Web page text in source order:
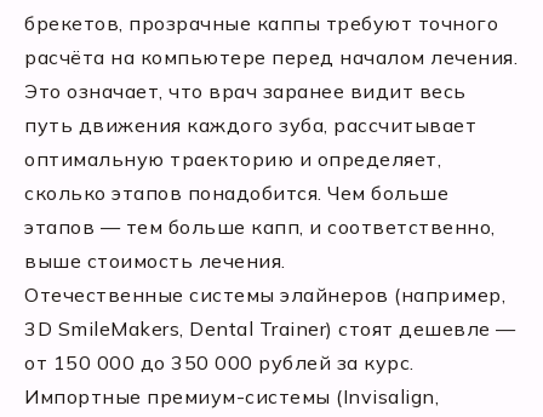
брекетов, прозрачные каппы требуют точного
расчёта на компьютере перед началом лечения.
Это означает, что врач заранее видит весь
путь движения каждого зуба, рассчитывает
оптимальную траекторию и определяет,
сколько этапов понадобится. Чем больше
этапов — тем больше капп, и соответственно,
выше стоимость лечения.
Отечественные системы элайнеров (например,
3D SmileMakers, Dental Trainer) стоят дешевле —
от 150 000 до 350 000 рублей за курс.
Импортные премиум-системы (Invisalign,